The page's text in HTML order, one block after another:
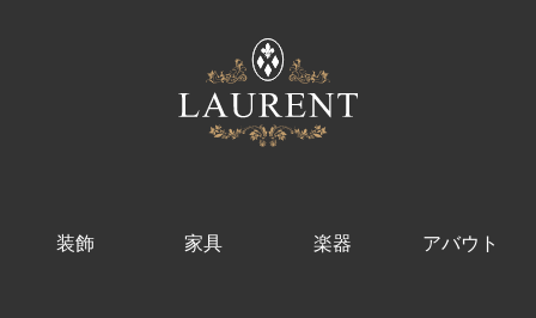
装飾 家具 楽器 アバウト